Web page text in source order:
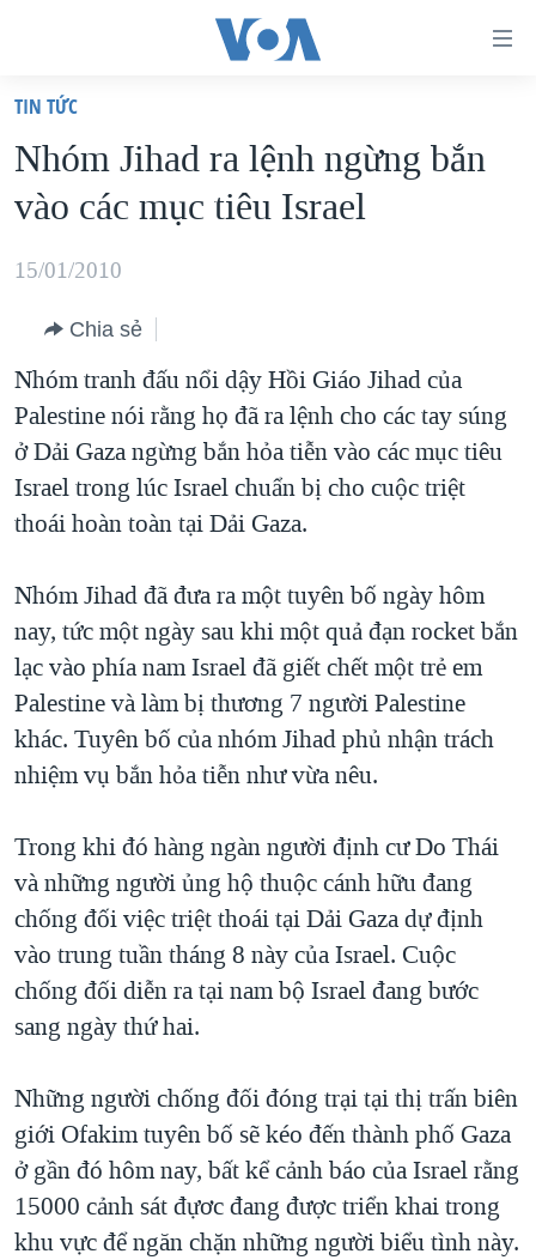
truy
cập
Tới
dung
chính
điều
hướng
chính
Đi
tới
VIỆT NAM
HOA KỲ
BIỂN ĐÔNG
BLOG
DIỄN ĐÀN
MỤC
TỰ DO BÁO CHÍ
VẠCH TRẦN TIN GIẢ
ĐỜI SỐNG
KINH TẾ
KHOA HỌC
SỨC KHOẺ
VĂN HOÁ
GIÁO DỤC
CHUYÊN ĐỀ
CHIẾN TRANH THƯƠNG MẠI CỦA MỸ: QUÁ KHỨ VÀ HIỆN
HÀNH TRÌNH BẦU CỬ 2024
MỘT NĂM CHIẾN TRANH TẠI DẢI GAZA
GIẢI MÃ VÀNH ĐAI & CON ĐƯỜNG
NGÀY TỊ NẠN THẾ GIỚI
TRỊNH VĨNH BÌNH - NGƯỜI HẠ 'BÊN THẮNG CUỘC'
CHI PHÍ CHIẾN TRANH AFGHANISTAN
CÁC GIÁ TRỊ CỘNG HÒA Ở VIỆT NAM
THƯỢNG ĐỈNH TRUMP-KIM TẠI VIỆT NAM
TRỊNH VĨNH BÌNH VS. CHÍNH PHỦ VIỆT NAM
NGƯ DÂN VIỆT VÀ LÀN SÓNG TRỘM HẢI SÂM
QUAN HỆ VIỆT MỸ
HỌC TIẾNG ANH
NGHE
MẠNG XÃ HỘI
Ngôn ngữ khác
TIN TỨC
Nhóm Jihad ra lệnh ngừng bắn
vào các mục tiêu Israel
15/01/2010
Chia sẻ
Nhóm tranh đấu nổi dậy Hồi Giáo Jihad của
Palestine nói rằng họ đã ra lệnh cho các tay súng
ở Dải Gaza ngừng bắn hỏa tiễn vào các mục tiêu
Israel trong lúc Israel chuẩn bị cho cuộc triệt
thoái hoàn toàn tại Dải Gaza.
Nhóm Jihad đã đưa ra một tuyên bố ngày hôm
nay, tức một ngày sau khi một quả đạn rocket bắn
lạc vào phía nam Israel đã giết chết một trẻ em
Palestine và làm bị thương 7 người Palestine
khác. Tuyên bố của nhóm Jihad phủ nhận trách
nhiệm vụ bắn hỏa tiễn như vừa nêu.
Trong khi đó hàng ngàn người định cư Do Thái
và những người ủng hộ thuộc cánh hữu đang
chống đối việc triệt thoái tại Dải Gaza dự định
vào trung tuần tháng 8 này của Israel. Cuộc
chống đối diễn ra tại nam bộ Israel đang bước
sang ngày thứ hai.
Những người chống đối đóng trại tại thị trấn biên
giới Ofakim tuyên bố sẽ kéo đến thành phố Gaza
ở gần đó hôm nay, bất kể cảnh báo của Israel rằng
15000 cảnh sát đựơc đang được triển khai trong
khu vực để ngăn chặn những người biểu tình này.